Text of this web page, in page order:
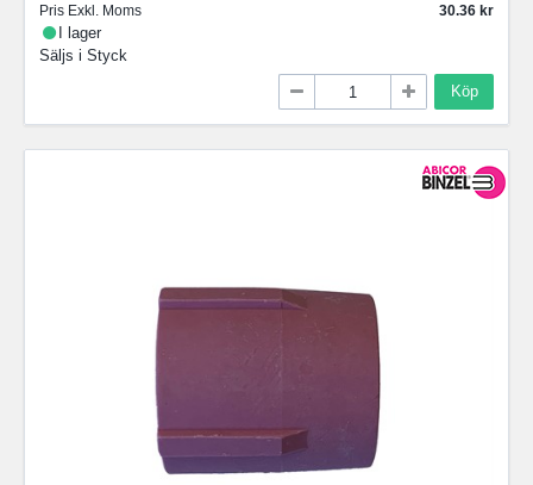
Pris Exkl. Moms
30.36
I lager
Säljs i Styck
Köp